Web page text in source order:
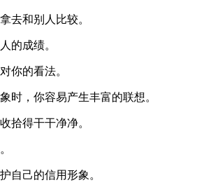
去和别人比较。
的成绩。
你的看法。
时，你容易产生丰富的联想。
拾得干干净净。
自己的信用形象。